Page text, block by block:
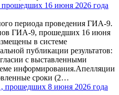
прошедших 16 июня 2026 года
периода проведения ГИА-9.
ГИА-9, прошедших 16 июня
в системе
публикации результатов:
с выставленными
информирования.Апелляции
сроки (2…
прошедших 8 июня 2026 года